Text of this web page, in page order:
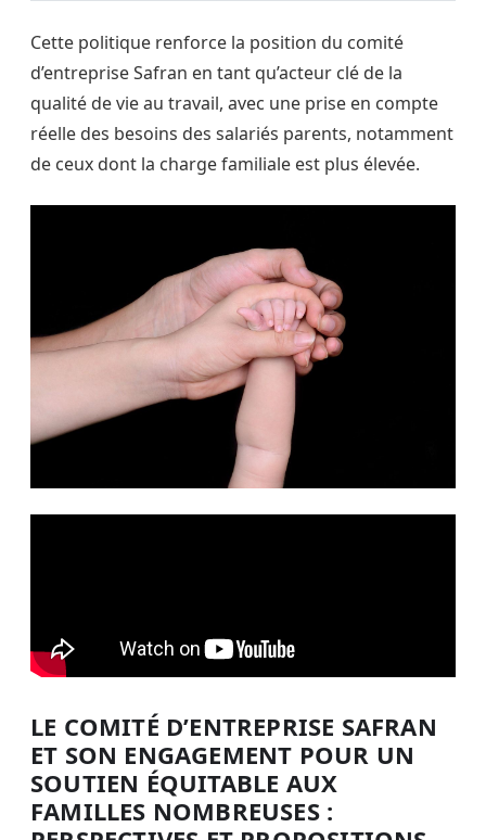
Cette politique renforce la position du comité
d’entreprise Safran en tant qu’acteur clé de la
qualité de vie au travail, avec une prise en compte
réelle des besoins des salariés parents, notamment
de ceux dont la charge familiale est plus élevée.
LE COMITÉ D’ENTREPRISE SAFRAN
ET SON ENGAGEMENT POUR UN
SOUTIEN ÉQUITABLE AUX
FAMILLES NOMBREUSES :